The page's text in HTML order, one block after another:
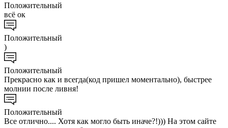
Положительный
всё ок
Положительный
)
Положительный
Прекрасно как и всегда(код пришел моментально), быстрее
молнии после ливня!
Положительный
Все отлично.... Хотя как могло быть иначе?!))) На этом сайте